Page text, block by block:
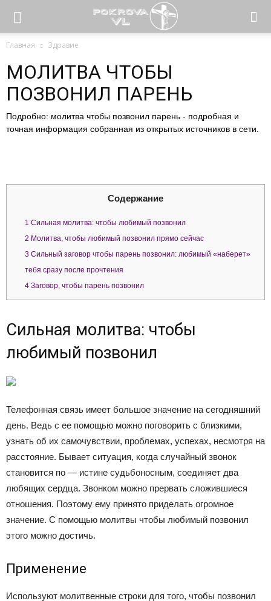
Главная Здравие
МОЛИТВА ЧТОБЫ
ПОЗВОНИЛ ПАРЕНЬ
Подробно: молитва чтобы позвонил парень - подробная и
точная информация собранная из открытых источников в сети.
Содержание
1 Сильная молитва: чтобы любимый позвонил
2 Молитва, чтобы любимый позвонил прямо сейчас
3 Сильный заговор чтобы парень позвонил: любимый «наберет»
тебя сразу после прочтения
4 Заговор, чтобы парень позвонил
Сильная молитва: чтобы
любимый позвонил
Телефонная связь имеет большое значение на сегодняшний
день. Ведь с ее помощью можно поговорить с близкими,
узнать об их самочувствии, проблемах, успехах, несмотря на
расстояние. Бывает ситуация, когда случайный звонок
становится по — истине судьбоносным, соединяет два
любящих сердца. Звонком можно прервать сложившиеся
отношения. Поэтому ему принято приделать огромное
значение. С помощью молитвы чтобы любимый позвонил
этого можно достичь.
Применение
Используют молитвенные строки для того, чтобы позвонил